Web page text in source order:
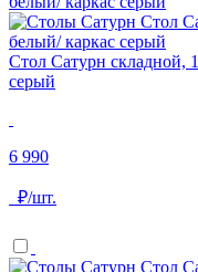
Стол Сатурн складной,
серый
6 990
₽/шт.